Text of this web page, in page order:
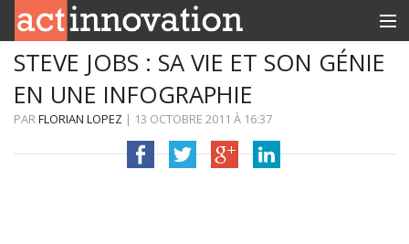
RUBRIQUES
INNOBOX
STEVE JOBS : SA VIE ET SON GÉNIE
EN UNE INFOGRAPHIE
PARFLORIAN LOPEZ | 13 OCTOBRE 2011 À 16:37